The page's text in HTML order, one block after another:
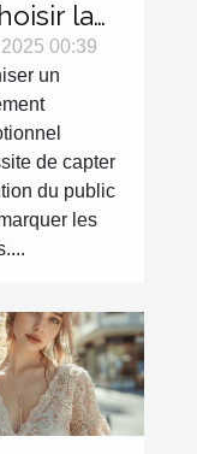
la
votre
00:39
un
de capter
du public
les